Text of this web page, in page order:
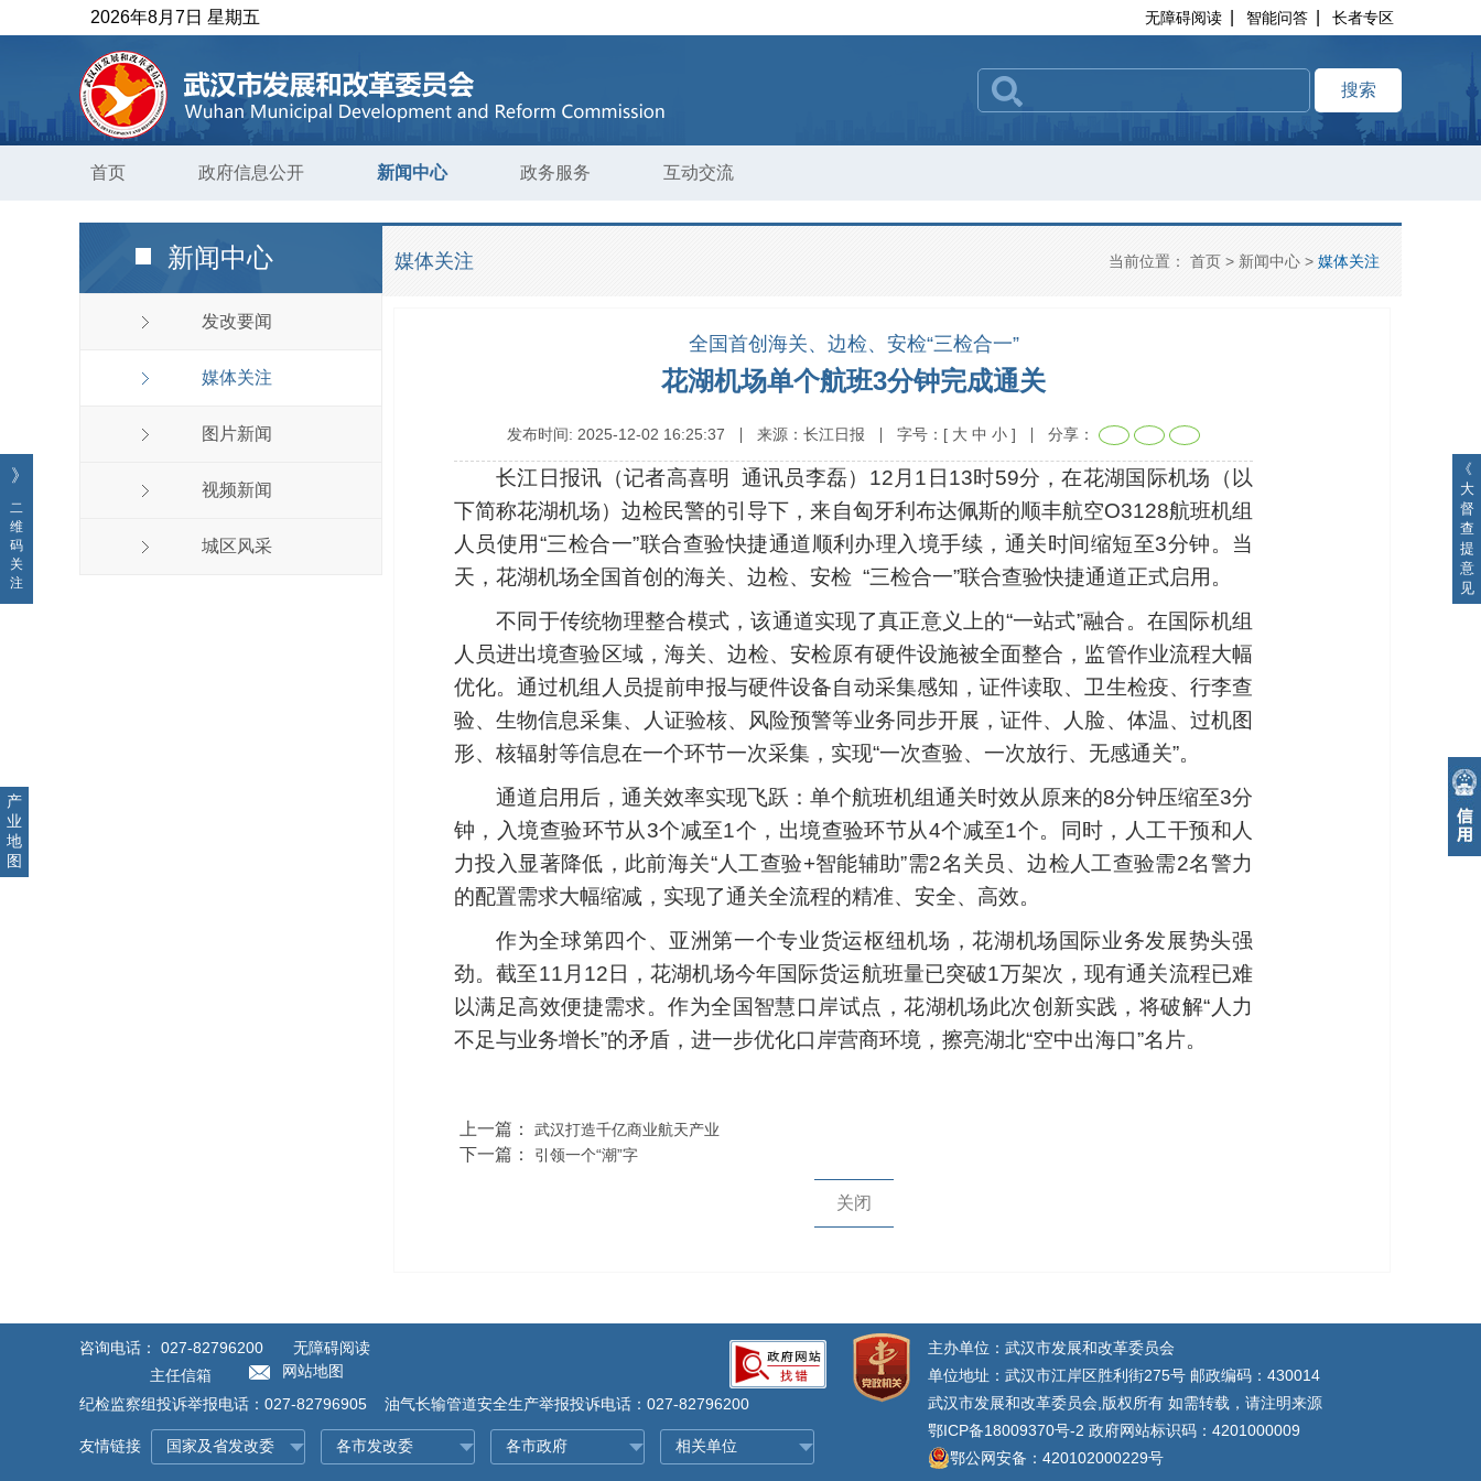
2026年8月7日 星期五 无障碍阅读 智能问答 长者专区
搜索
首页 政府信息公开 新闻中心 政务服务 互动交流
新闻中心
发改要闻
媒体关注
图片新闻
视频新闻
城区风采
媒体关注 当前位置： 首页 > 新闻中心 > 媒体关注
全国首创海关、边检、安检“三检合一”
花湖机场单个航班3分钟完成通关
发布时间: 2025-12-02 16:25:37 来源： 长江日报 字号： [ 大 中 小 ] 分享：
长江日报讯（记者高喜明 通讯员李磊）12月1日13时59分，在花湖国际机场（以
下简称花湖机场）边检民警的引导下，来自匈牙利布达佩斯的顺丰航空O3128航班机组
人员使用“三检合一”联合查验快捷通道顺利办理入境手续，通关时间缩短至3分钟。当
天，花湖机场全国首创的海关、边检、安检 “三检合一”联合查验快捷通道正式启用。
不同于传统物理整合模式，该通道实现了真正意义上的“一站式”融合。在国际机组
人员进出境查验区域，海关、边检、安检原有硬件设施被全面整合，监管作业流程大幅
优化。通过机组人员提前申报与硬件设备自动采集感知，证件读取、卫生检疫、行李查
验、生物信息采集、人证验核、风险预警等业务同步开展，证件、人脸、体温、过机图
形、核辐射等信息在一个环节一次采集，实现“一次查验、一次放行、无感通关”。
通道启用后，通关效率实现飞跃：单个航班机组通关时效从原来的8分钟压缩至3分
钟，入境查验环节从3个减至1个，出境查验环节从4个减至1个。同时，人工干预和人
力投入显著降低，此前海关“人工查验+智能辅助”需2名关员、边检人工查验需2名警力
的配置需求大幅缩减，实现了通关全流程的精准、安全、高效。
作为全球第四个、亚洲第一个专业货运枢纽机场，花湖机场国际业务发展势头强
劲。截至11月12日，花湖机场今年国际货运航班量已突破1万架次，现有通关流程已难
以满足高效便捷需求。作为全国智慧口岸试点，花湖机场此次创新实践，将破解“人力
不足与业务增长”的矛盾，进一步优化口岸营商环境，擦亮湖北“空中出海口”名片。
上一篇： 武汉打造千亿商业航天产业
下一篇： 引领一个“潮”字
关闭
》
二
维
码
关
注
《
大
督
查
提
意
见
产
业
地
图
咨询电话： 027-82796200
无障碍阅读
主任信箱
网站地图
纪检监察组投诉举报电话：027-82796905 油气长输管道安全生产举报投诉电话：027-82796200
友情链接
主办单位：武汉市发展和改革委员会
单位地址：武汉市江岸区胜利街275号 邮政编码：430014
武汉市发展和改革委员会,版权所有 如需转载，请注明来源
鄂ICP备18009370号-2 政府网站标识码：4201000009
鄂公网安备：420102000229号